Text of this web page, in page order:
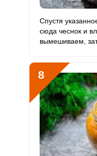
Спустя
сюда чеснок и
вымешиваем,
8